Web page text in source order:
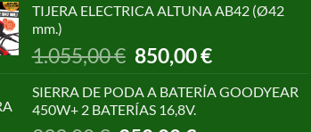
TIJERA ELECTRICA ALTUNA AB42 (Ø42
mm.)
1.055,00€ El
precio
original
era:
1.055,00 €.
850,00€El
actual
SIERRA DE PODA A BATERÍA GOODYEAR
450W+ 2 BATERÍAS 16,8V.